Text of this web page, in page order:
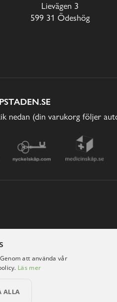
Lievägen 3
599 31 Ödeshög
nedan (din varukorg följer
att använda vår
Läs mer
ALLA